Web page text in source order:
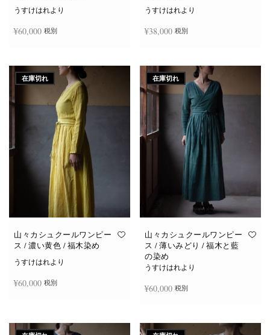
うすけはれより
¥60,000 税別
うすけはれより
¥38,000 税別
在庫切れ
山々カシュクールワンピー
ス / 濃い黄色 / 福木染め
うすけはれより
¥60,000 税別
在庫切れ
山々カシュクールワンピー
ス / 薄いみどり / 福木と藍
の染め
うすけはれより
¥60,000 税別